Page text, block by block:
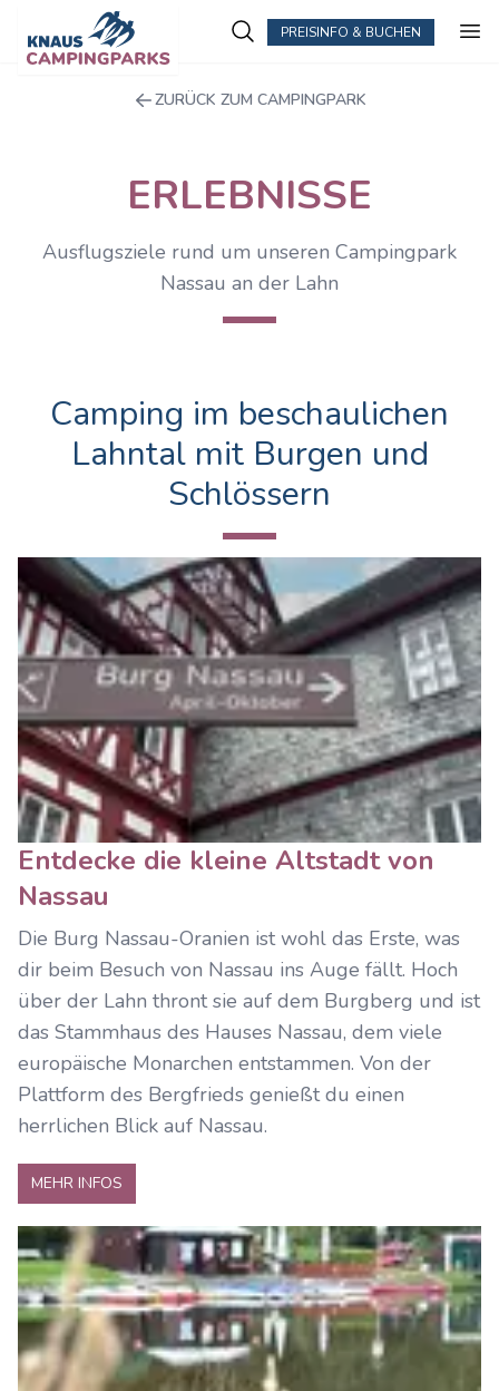
PREISINFO & BUCHEN
ZURÜCK ZUM CAMPINGPARK
ERLEBNISSE
Ausflugsziele rund um unseren Campingpark
Nassau an der Lahn
Camping im beschaulichen
Lahntal mit Burgen und
Schlössern
Entdecke die kleine Altstadt von
Nassau
Die Burg Nassau-Oranien ist wohl das Erste, was
dir beim Besuch von Nassau ins Auge fällt. Hoch
über der Lahn thront sie auf dem Burgberg und ist
das Stammhaus des Hauses Nassau, dem viele
europäische Monarchen entstammen. Von der
Plattform des Bergfrieds genießt du einen
herrlichen Blick auf Nassau.
MEHR INFOS